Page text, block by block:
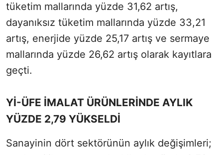
tüketim mallarında yüzde 31,62 artış,
dayanıksız tüketim mallarında yüzde 33,21
artış, enerjide yüzde 25,17 artış ve sermaye
mallarında yüzde 26,62 artış olarak kayıtlara
geçti.
Yİ-ÜFE İMALAT ÜRÜNLERİNDE AYLIK
YÜZDE 2,79 YÜKSELDİ
Sanayinin dört sektörünün aylık değişimleri;